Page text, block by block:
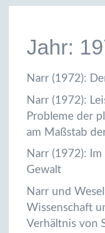
Jahr:
Narr (1972):
Narr (1972):
Probleme der
am Maßstab
Narr (1972):
Gewalt
Narr und
Wissenschaft
Verhältnis von